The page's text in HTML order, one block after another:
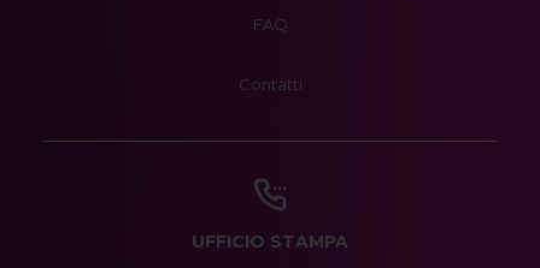
FAQ
Contatti
UFFICIO STAMPA